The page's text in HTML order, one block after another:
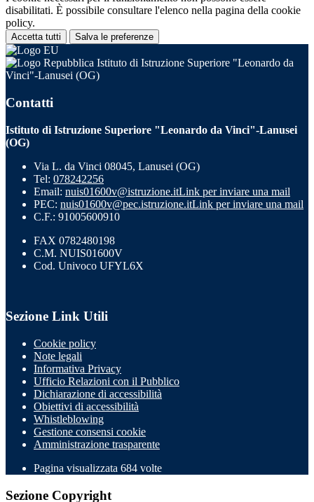
disabilitati. È possibile consultare l'elenco nella pagina della cookie
policy.
Accetta tutti Salva le preferenze
Istituto di Istruzione Superiore "Leonardo da
Vinci"-Lanusei (OG)
Contatti
Istituto di Istruzione Superiore "Leonardo da Vinci"-Lanusei
(OG)
Via L. da Vinci 08045, Lanusei (OG)
Tel: 078242256
Email: nuis01600v@istruzione.itLink per inviare una mail
PEC: nuis01600v@pec.istruzione.itLink per inviare una mail
C.F.: 91005600910
FAX 0782480198
C.M. NUIS01600V
Cod. Univoco UFYL6X
Sezione Link Utili
Cookie policy
Note legali
Informativa Privacy
Ufficio Relazioni con il Pubblico
Dichiarazione di accessibilità
Obiettivi di accessibilità
Whistleblowing
Gestione consensi cookie
Amministrazione trasparente
Pagina visualizzata 684 volte
Sezione Copyright